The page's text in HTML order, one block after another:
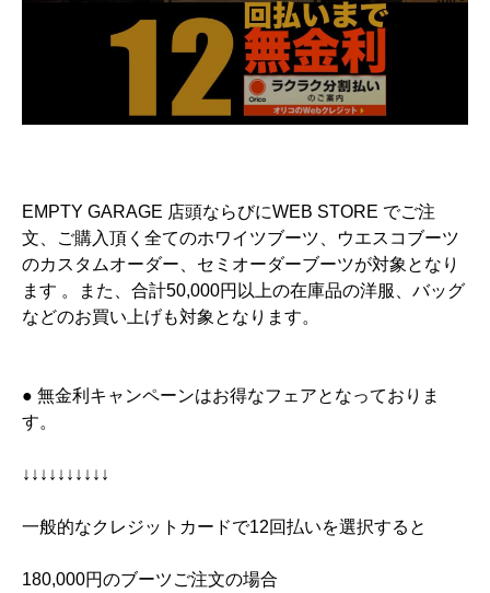
EMPTY GARAGE 店頭ならびにWEB STORE でご注
文、ご購入頂く全てのホワイツブーツ、ウエスコブーツ
のカスタムオーダー、セミオーダーブーツが対象となり
ます 。また、合計50,000円以上の在庫品の洋服、バッグ
などのお買い上げも対象となります。
● 無金利キャンペーンはお得なフェアとなっておりま
す。
↓↓↓↓↓↓↓↓↓↓
一般的なクレジットカードで12回払いを選択すると
180,000円のブーツご注文の場合